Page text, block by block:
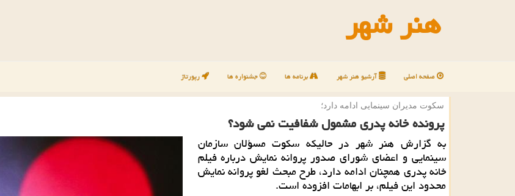
هنر شهر
صفحه اصلی آرشیو هنر شهر برنامه ها جشنواره ها رپورتاژ
سكوت مدیران سینمایی ادامه دارد؛
پرونده خانه پدری مشمول شفافیت نمی شود؟
به گزارش هنر شهر در حالیكه سكوت مسؤلان سازمان
سینمایی و اعضای شورای صدور پروانه نمایش درباره فیلم
خانه پدری همچنان ادامه دارد، طرح مبحث لغو پروانه نمایش
محدود این فیلم، بر ابهامات افزوده است.